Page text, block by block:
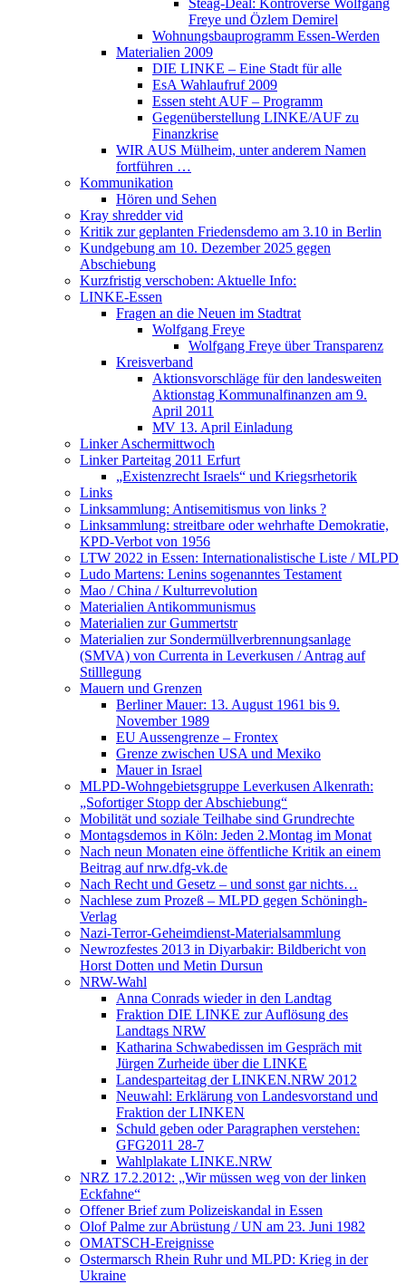
Steag-Deal: Kontroverse Wolfgang
Freye und Özlem Demirel
Wohnungsbauprogramm Essen-Werden
Materialien 2009
DIE LINKE – Eine Stadt für alle
EsA Wahlaufruf 2009
Essen steht AUF – Programm
Gegenüberstellung LINKE/AUF zu
Finanzkrise
WIR AUS Mülheim, unter anderem Namen
fortführen …
Kommunikation
Hören und Sehen
Kray shredder vid
Kritik zur geplanten Friedensdemo am 3.10 in Berlin
Kundgebung am 10. Dezember 2025 gegen
Abschiebung
Kurzfristig verschoben: Aktuelle Info:
LINKE-Essen
Fragen an die Neuen im Stadtrat
Wolfgang Freye
Wolfgang Freye über Transparenz
Kreisverband
Aktionsvorschläge für den landesweiten
Aktionstag Kommunalfinanzen am 9.
April 2011
MV 13. April Einladung
Linker Aschermittwoch
Linker Parteitag 2011 Erfurt
„Existenzrecht Israels“ und Kriegsrhetorik
Links
Linksammlung: Antisemitismus von links ?
Linksammlung: streitbare oder wehrhafte Demokratie,
KPD-Verbot von 1956
LTW 2022 in Essen: Internationalistische Liste / MLPD
Ludo Martens: Lenins sogenanntes Testament
Mao / China / Kulturrevolution
Materialien Antikommunismus
Materialien zur Gummertstr
Materialien zur Sondermüllverbrennungsanlage
(SMVA) von Currenta in Leverkusen / Antrag auf
Stilllegung
Mauern und Grenzen
Berliner Mauer: 13. August 1961 bis 9.
November 1989
EU Aussengrenze – Frontex
Grenze zwischen USA und Mexiko
Mauer in Israel
MLPD-Wohngebietsgruppe Leverkusen Alkenrath:
„Sofortiger Stopp der Abschiebung“
Mobilität und soziale Teilhabe sind Grundrechte
Montagsdemos in Köln: Jeden 2.Montag im Monat
Nach neun Monaten eine öffentliche Kritik an einem
Beitrag auf nrw.dfg-vk.de
Nach Recht und Gesetz – und sonst gar nichts…
Nachlese zum Prozeß – MLPD gegen Schöningh-
Verlag
Nazi-Terror-Geheimdienst-Materialsammlung
Newrozfestes 2013 in Diyarbakir: Bildbericht von
Horst Dotten und Metin Dursun
NRW-Wahl
Anna Conrads wieder in den Landtag
Fraktion DIE LINKE zur Auflösung des
Landtags NRW
Katharina Schwabedissen im Gespräch mit
Jürgen Zurheide über die LINKE
Landesparteitag der LINKEN.NRW 2012
Neuwahl: Erklärung von Landesvorstand und
Fraktion der LINKEN
Schuld geben oder Paragraphen verstehen:
GFG2011 28-7
Wahlplakate LINKE.NRW
NRZ 17.2.2012: „Wir müssen weg von der linken
Eckfahne“
Offener Brief zum Polizeiskandal in Essen
Olof Palme zur Abrüstung / UN am 23. Juni 1982
OMATSCH-Ereignisse
Ostermarsch Rhein Ruhr und MLPD: Krieg in der
Ukraine